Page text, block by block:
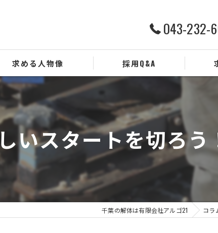
043-232-
求める人物像 採用Q&A
いスタートを切ろう
千葉の解体は有限会社アルゴ21 コラ